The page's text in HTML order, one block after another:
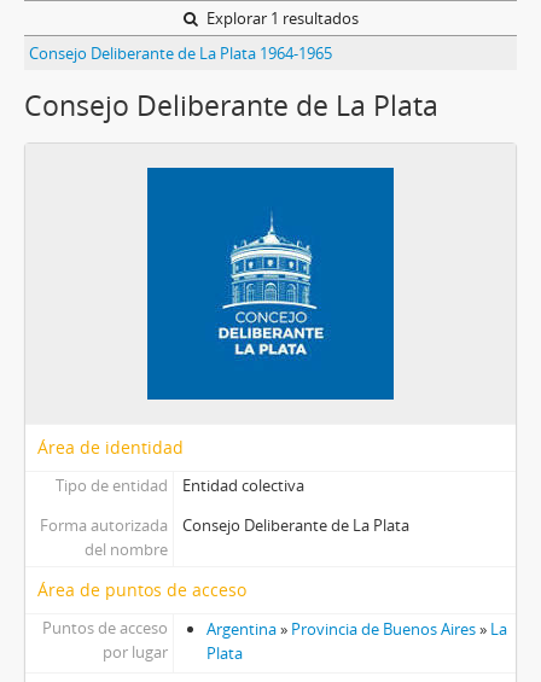
Explorar 1 resultados
Consejo Deliberante de La Plata 1964-1965
Consejo Deliberante de La Plata
Área de identidad
Tipo de entidad
Entidad colectiva
Forma autorizada
del nombre
Consejo Deliberante de La Plata
Área de puntos de acceso
Puntos de acceso
por lugar
Argentina» Provincia de Buenos Aires» La
Plata